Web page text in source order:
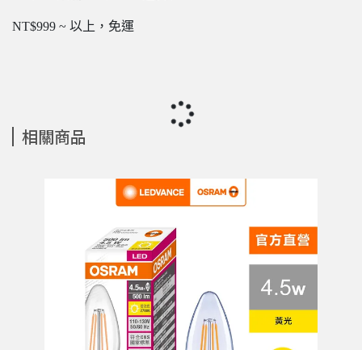
NT$999 ~ 以上，免運
相關商品